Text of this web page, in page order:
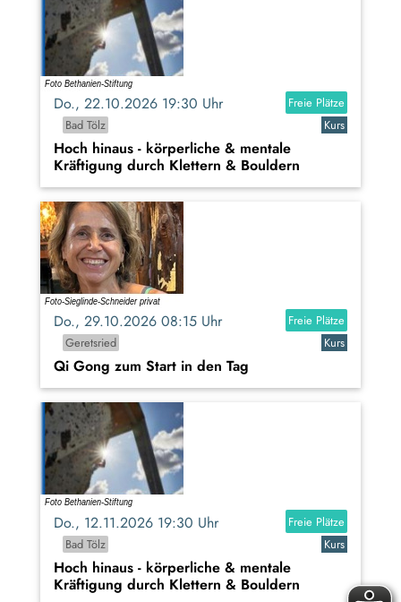
Do., 22.10.2026 19:30 Uhr
Freie Plätze
Bad Tölz
Kurs
Hoch hinaus - körperliche & mentale
Kräftigung durch Klettern & Bouldern
Do., 29.10.2026 08:15 Uhr
Freie Plätze
Geretsried
Kurs
Qi Gong zum Start in den Tag
Do., 12.11.2026 19:30 Uhr
Freie Plätze
Bad Tölz
Kurs
Hoch hinaus - körperliche & mentale
Kräftigung durch Klettern & Bouldern